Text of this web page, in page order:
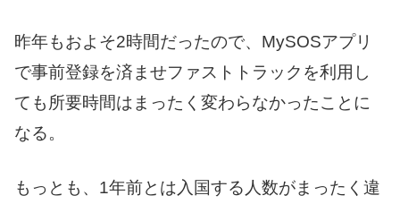
昨年もおよそ2時間だったので、MySOSアプリ
で事前登録を済ませファストトラックを利用し
ても所要時間はまったく変わらなかったことに
なる。
もっとも、1年前とは入国する人数がまったく違